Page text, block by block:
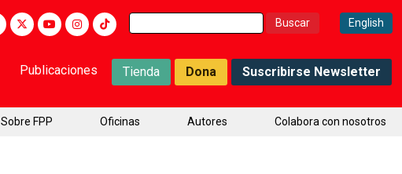
Buscar: English
Publicaciones Tienda Dona Suscribirse Newsletter
Sobre FPP Oficinas Autores Colabora con nosotros